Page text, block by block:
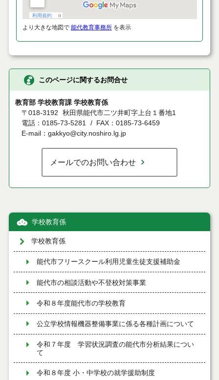
より大きな地図で 能代教育事務所を表示
このページに関するお問合せ
教育部 学校教育課 学校教育係
〒018-3192
秋田県能代市二ツ井町字上台１番地1
電話：0185-73-5281
FAX：0185-73-6459
E-mail：gakkyo@city.noshiro.lg.jp
メールでのお問い合わせ
学校教育係
学校教育係
能代市フリースクール利用児童生徒支援補助金
能代市の相談活動や不登校対策事業
令和８年度能代市の学校教育
公立学校情報機器整備事業に係る各種計画について
令和７年度 学習状況調査の能代市分析結果につい
て
令和８年度 小・中学校の就学援助制度